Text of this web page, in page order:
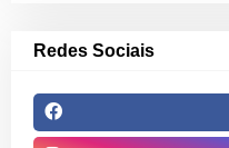
Redes Sociais